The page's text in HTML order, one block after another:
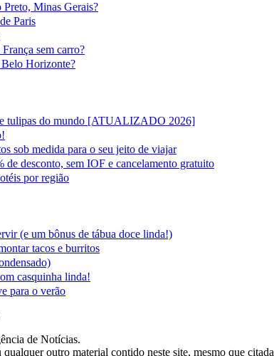
Minas Gerais?
Paris
sem carro?
Horizonte?
tulipas do mundo [ATUALIZADO 2026]
sob medida para o seu jeito de viajar
desconto, sem IOF e cancelamento gratuito
por região
(e um bônus de tábua doce linda!)
tacos e burritos
casquinha linda!
para o verão
de Notícias.
outro material contido neste site, mesmo que